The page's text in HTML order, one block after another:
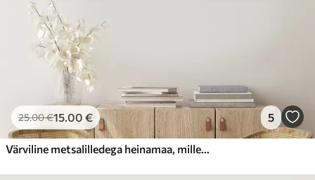
25.00€15.00 € 5
Värviline metsalilledega heinamaa, mille taustal on ähmane mets